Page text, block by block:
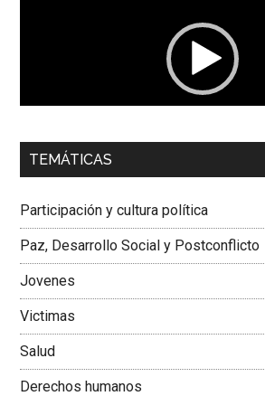
00:00
Dra. Carolina Corcho Mejía,Presidenta
Colombiana
TEMÁTICAS
Participación y cultura política
Paz, Desarrollo Social y Postconflicto
Jovenes
Victimas
Salud
Derechos humanos